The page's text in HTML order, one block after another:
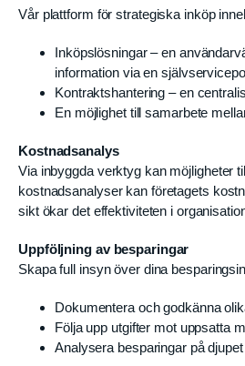
Vår plattform för strategiska inköp
Inköpslösningar – en
information via en
Kontraktshantering – en
En möjlighet till samarbete
Kostnadsanalys
Via inbyggda verktyg kan möjligheter
kostnadsanalyser kan företagets
sikt ökar det effektiviteten i
Uppföljning av besparingar
Skapa full insyn över dina
Dokumentera och godkänna
Följa upp utgifter mot uppsatta
Analysera besparingar på